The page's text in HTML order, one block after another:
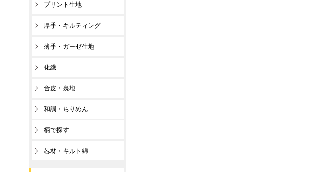
プリント生地
厚手・キルティング
薄手・ガーゼ生地
化繊
合皮・裏地
和調・ちりめん
柄で探す
芯材・キルト綿